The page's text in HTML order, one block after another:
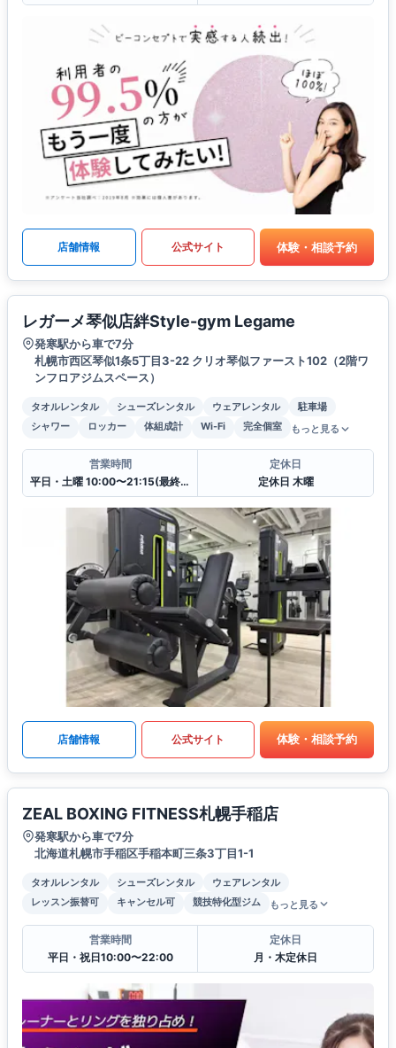
店舗情報 公式サイト 体験・相談予約
レガーメ琴似店絆Style-gym Legame
発寒駅から車で7分
札幌市西区琴似1条5丁目3-22 クリオ琴似ファースト102（2階ワ
ンフロアジムスペース）
タオルレンタル シューズレンタル ウェアレンタル
駐車場
シャワー
ロッカー 体組成計 Wi-Fi 完全個室 もっと見る
営業時間
平日・土曜 10:00〜21:15(最終受付 20:30) 日曜・祝日 10:00〜17:15(最終受付 16:30)
定休日
定休日 木曜
店舗情報 公式サイト 体験・相談予約
ZEAL BOXING FITNESS札幌手稲店
発寒駅から車で7分
北海道札幌市手稲区手稲本町三条3丁目1-1
タオルレンタル シューズレンタル
ウェアレンタル
レッスン振替可
キャンセル可 競技特化型ジム もっと見る
営業時間
平日・祝日10:00〜22:00
定休日
月・木定休日